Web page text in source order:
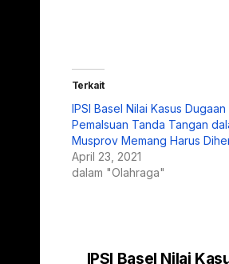
Terkait
IPSI Basel Nilai Kasus Dugaan
Pemalsuan Tanda Tangan
Musprov Memang Harus
April 23, 2021
dalam "Olahraga"
IPSI Basel Nilai